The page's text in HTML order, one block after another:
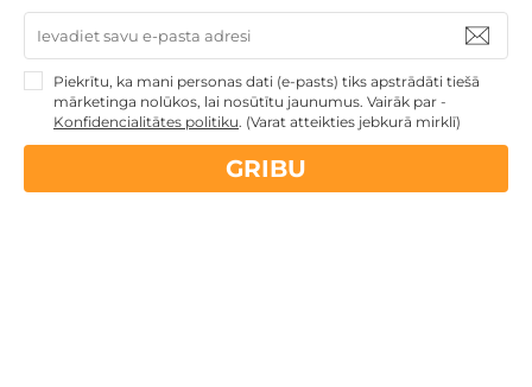
Kvalitatīva klientu apkalpošana
GribuAtpusties.lvizmēģinātsun pārbaudīts
Ne tikai Latvijā
Piekrītu, ka mani personas dati (e-pasts) tiks apstrādāti tiešā
mārketinga nolūkos, lai nosūtītu jaunumus. Vairāk par -
Konfidencialitātes politiku. (Varat atteikties jebkurā mirklī)
GRIBU